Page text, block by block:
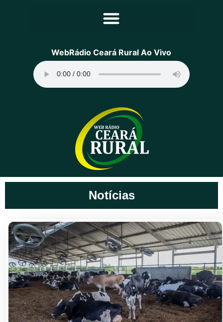
Principal
Programação
Equipe
Contato
Sobre
WebRádio Ceará Rural Ao Vivo
Notícias